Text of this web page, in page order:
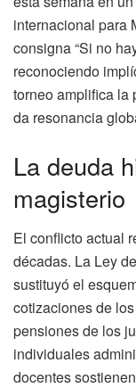
internacional para
consigna “Si no
reconociendo
torneo amplifica la
da resonancia
La deuda
magisterio
El conflicto actual
décadas. La Ley
sustituyó el
cotizaciones de
pensiones de los
individuales
docentes